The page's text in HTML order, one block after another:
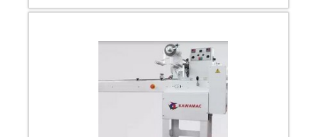
muito os custos; Entre outros.....